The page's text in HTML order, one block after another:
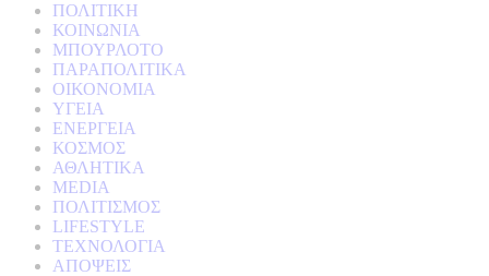
ΠΟΛΙΤΙΚΗ
ΚΟΙΝΩΝΙΑ
ΜΠΟΥΡΛΟΤΟ
ΠΑΡΑΠΟΛΙΤΙΚΑ
ΟΙΚΟΝΟΜΙΑ
ΥΓΕΙΑ
ΕΝΕΡΓΕΙΑ
ΚΟΣΜΟΣ
ΑΘΛΗΤΙΚΑ
MEDIA
ΠΟΛΙΤΙΣΜΟΣ
LIFESTYLE
ΤΕΧΝΟΛΟΓΙΑ
ΑΠΟΨΕΙΣ